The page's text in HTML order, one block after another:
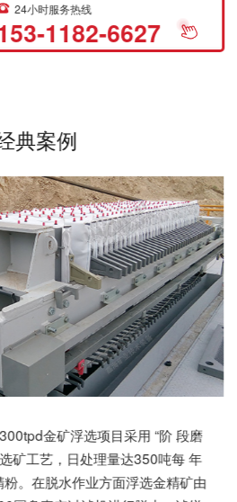
24小时服务热线
1182-6627
典案例
金矿浮选项目采用 “阶 段磨
矿工艺，日处理量达350吨每 年
。在脱水作业方面浮选金精矿由